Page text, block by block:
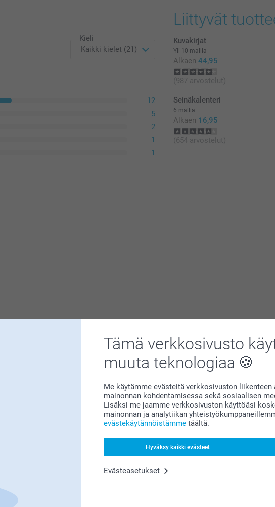
Tämä verkkosivusto
muuta teknologiaa
Me käytämme evästeitä verkkosivuston
mainonnan kohdentamisessa sekä sosiaalisen
Lisäksi me jaamme verkkosivuston käyttöäsi
mainonnan ja analytiikan
evästekäytännöistämme täältä.
Hyväksy kaikki evästeet
Evästeasetukset
Kieli
12
5
2
1
1
apua, mikäli tarvitset sitä 😊
nähdä kuva omalla seinällä ja nauttia
Liittyvät
Kuvakirjat
Yli 10 mallia
Alkaen 44,95
(987 arvostelut)
Seinäkalenteri
6 mallia
Alkaen 16,95
(654 arvostelut)